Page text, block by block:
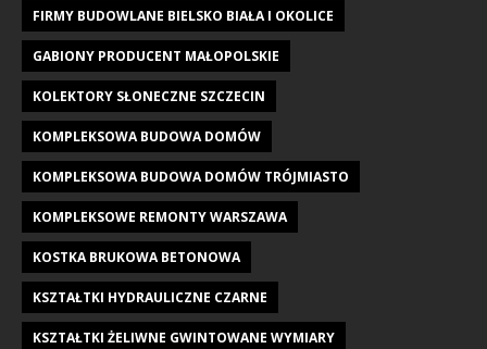
FIRMY BUDOWLANE BIELSKO BIAŁA I OKOLICE
GABIONY PRODUCENT MAŁOPOLSKIE
KOLEKTORY SŁONECZNE SZCZECIN
KOMPLEKSOWA BUDOWA DOMÓW
KOMPLEKSOWA BUDOWA DOMÓW TRÓJMIASTO
KOMPLEKSOWE REMONTY WARSZAWA
KOSTKA BRUKOWA BETONOWA
KSZTAŁTKI HYDRAULICZNE CZARNE
KSZTAŁTKI ŻELIWNE GWINTOWANE WYMIARY